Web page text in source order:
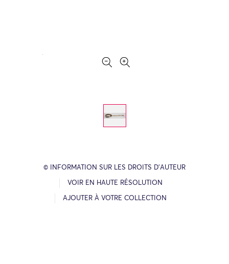
© INFORMATION SUR LES DROITS D’AUTEUR
VOIR EN HAUTE RÉSOLUTION
AJOUTER À VOTRE COLLECTION